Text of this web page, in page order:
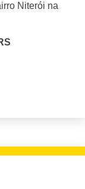
Niterói na